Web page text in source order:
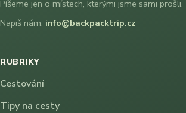
Píšeme jen o místech, kterými jsme sami prošli.
Napiš nám: info@backpacktrip.cz
RUBRIKY
Cestování
Tipy na cesty